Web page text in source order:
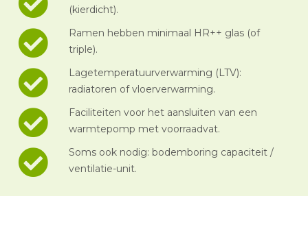
(kierdicht).
Ramen hebben minimaal HR++ glas (of
triple).
Lagetemperatuurverwarming (LTV):
radiatoren of vloerverwarming.
Faciliteiten voor het aansluiten van een
warmtepomp met voorraadvat.
Soms ook nodig: bodemboring capaciteit /
ventilatie-unit.